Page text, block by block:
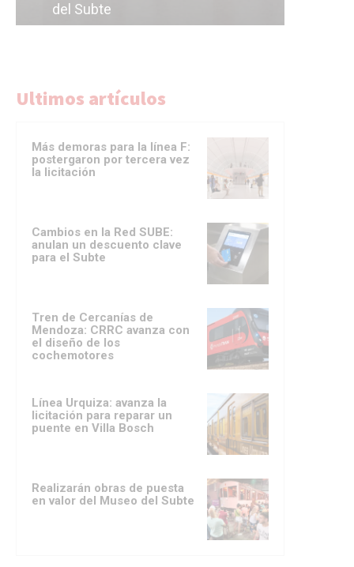
del Subte
Ultimos artículos
Más demoras para la línea F:
postergaron por tercera vez
la licitación
Cambios en la Red SUBE:
anulan un descuento clave
para el Subte
Tren de Cercanías de
Mendoza: CRRC avanza con
el diseño de los
cochemotores
Línea Urquiza: avanza la
licitación para reparar un
puente en Villa Bosch
Realizarán obras de puesta
en valor del Museo del Subte